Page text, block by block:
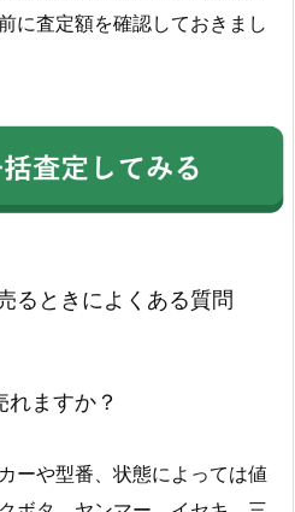
に査定額を確認しておきまし
るときによくある質問
ますか？
ーや型番、状態によっては値